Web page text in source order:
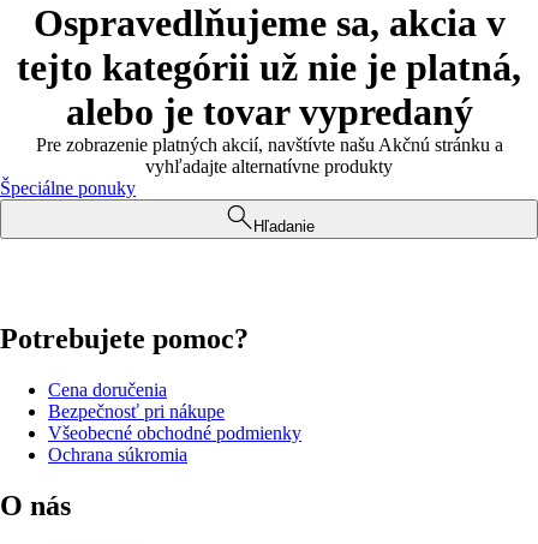
Ospravedlňujeme sa, akcia v
tejto kategórii už nie je platná,
alebo je tovar vypredaný
Pre zobrazenie platných akcií, navštívte našu Akčnú stránku a
vyhľadajte alternatívne produkty
Špeciálne ponuky
Hľadanie
Potrebujete pomoc?
Cena doručenia
Bezpečnosť pri nákupe
Všeobecné obchodné podmienky
Ochrana súkromia
O nás